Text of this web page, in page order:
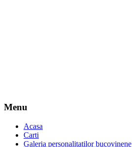
Menu
Acasa
Carti
Galeria personalitatilor bucovinene